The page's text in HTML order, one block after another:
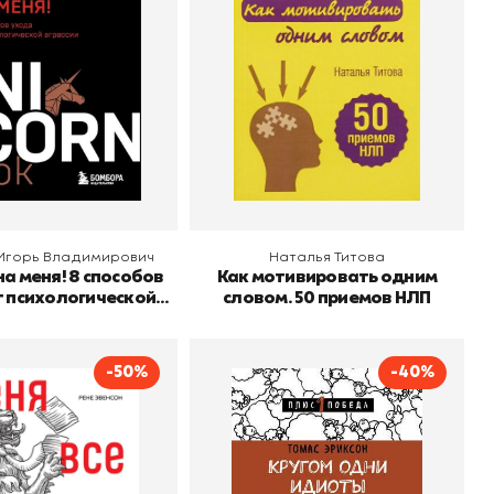
агрессии
Владимирович
меня! 8 способов
Издательство
В корзину
Наталья Титова
Как мотивировать одним
словом. 50 приемов НЛП
-50%
достали!
Бомбора
-40%
Кругом одни идиоты
Автор
Томас Эриксон
Издательство